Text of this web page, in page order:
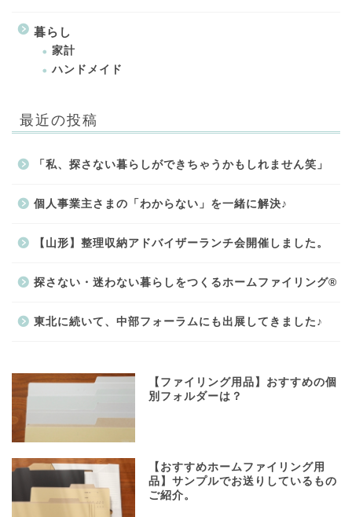
暮らし
家計
ハンドメイド
最近の投稿
「私、探さない暮らしができちゃうかもしれません笑」
個人事業主さまの「わからない」を一緒に解決♪
【山形】整理収納アドバイザーランチ会開催しました。
探さない・迷わない暮らしをつくるホームファイリング®
東北に続いて、中部フォーラムにも出展してきました♪
【ファイリング用品】おすすめの個
別フォルダーは？
【おすすめホームファイリング用
品】サンプルでお送りしているもの
ご紹介。